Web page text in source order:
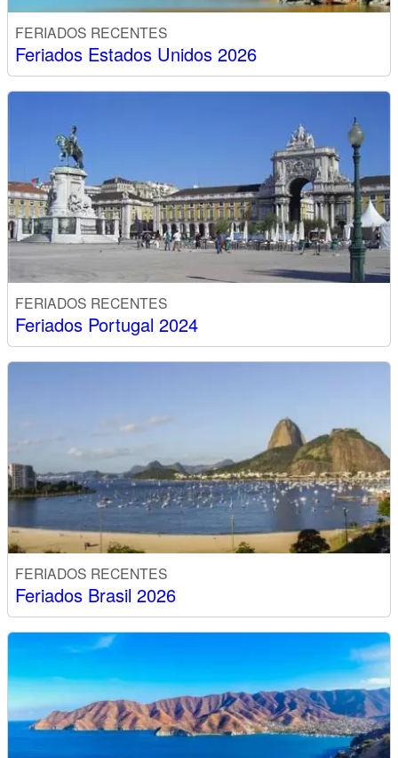
FERIADOS RECENTES
Feriados Estados Unidos 2026
FERIADOS RECENTES
Feriados Portugal 2024
FERIADOS RECENTES
Feriados Brasil 2026